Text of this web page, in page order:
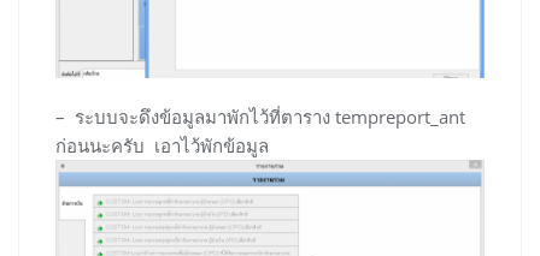
– ระบบจะดึงข้อมูลมาพักไว้ที่ตาราง tempreport_ant
ก่อนนะครับ เอาไว้พักข้อมูล